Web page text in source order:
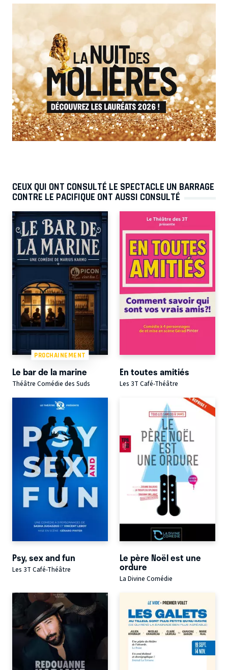
CEUX QUI ONT CONSULTÉ LE SPECTACLE UN BARRAGE
CONTRE LE PACIFIQUE ONT AUSSI CONSULTÉ
PROCHAINEMENT
Le bar de la marine
Théâtre Comédie des Suds
En toutes amitiés
Les 3T Café-Théâtre
Psy, sex and fun
Les 3T Café-Théâtre
Le père Noël est une
ordure
La Divine Comédie